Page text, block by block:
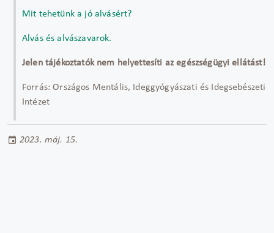
Mit tehetünk a jó alvásért?
Alvás és alvászavarok.
Jelen tájékoztatók nem helyettesíti az egészségügyi ellátást!
Forrás: Országos Mentális, Ideggyógyászati és Idegsebészeti
Intézet
2023. máj. 15.